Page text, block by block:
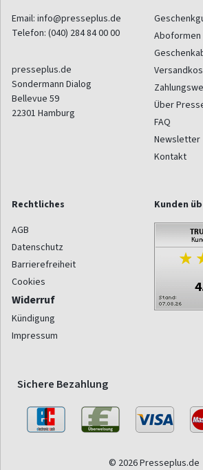
Email: info@presseplus.de
Telefon: (040) 284 84 00 00
presseplus.de
Sondermann Dialog
Bellevue 59
22301 Hamburg
Aboformen
Über
FAQ
Newsletter
Kontakt
Rechtliches
AGB
Datenschutz
Barrierefreiheit
Cookies
Widerruf
Kündigung
Impressum
Kunden
Sichere Bezahlung
© 2026 Presseplus.de